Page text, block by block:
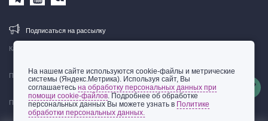
Карта сайта
Правовая информация
Политика обработки персональных данных
Подписаться на рассылку
На нашем сайте используются cookie-файлы и метрические
системы (Яндекс.Метрика). Используя сайт, Вы
соглашаетесьна обработку персональных данных при
помощи cookie-файлов. Подробнее об обработке
персональных данных Вы можете узнать в Политике
обработки персональных данных.